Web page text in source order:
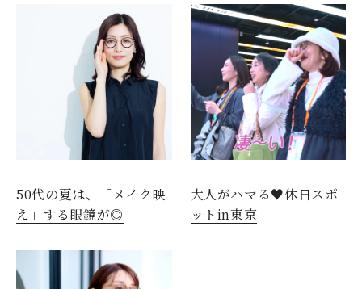
50代の夏は、「メイク映
え」する眼鏡が◎
大人がハマる♥休日スポ
ットin東京